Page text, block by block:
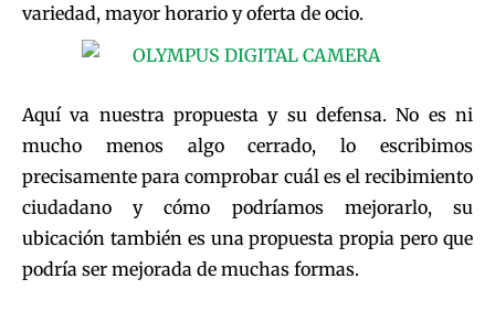
variedad, mayor horario y oferta de ocio.
Aquí va nuestra propuesta y su defensa. No es ni
mucho menos algo cerrado, lo escribimos
precisamente para comprobar cuál es el recibimiento
ciudadano y cómo podríamos mejorarlo, su
ubicación también es una propuesta propia pero que
podría ser mejorada de muchas formas.